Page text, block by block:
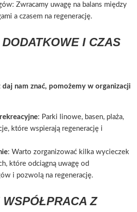
Zwracamy uwagę na balans między
a czasem na regenerację.
I CZAS
nam znać, pomożemy w organizacji
: Parki linowe, basen, plaża,
które wspierają regenerację i
: Warto zorganizować kilka wycieczek
które odciągną uwagę od
i pozwolą na regenerację.
WSPÓŁPRACA Z